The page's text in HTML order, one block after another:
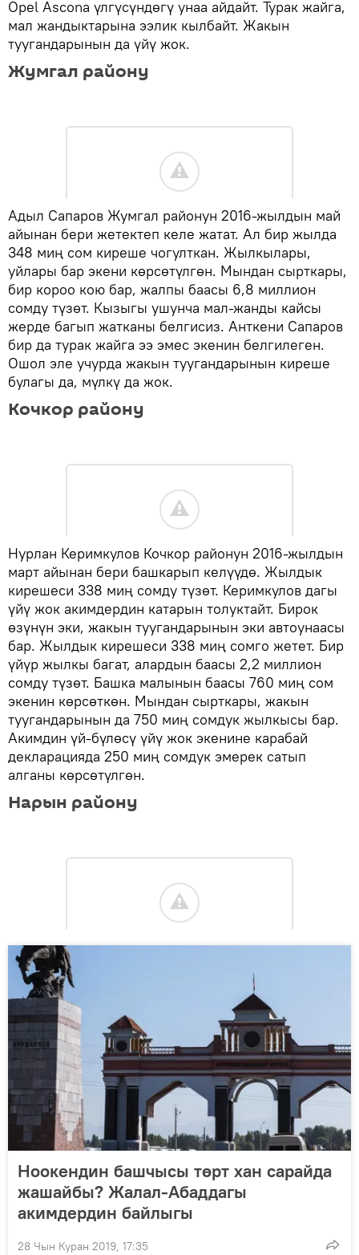
Opel Ascona үлгүсүндөгү унаа айдайт. Турак жайга,
мал жандыктарына ээлик кылбайт. Жакын
туугандарынын да үйү жок.
Жумгал району
Адыл Сапаров Жумгал районун 2016-жылдын май
айынан бери жетектеп келе жатат. Ал бир жылда
348 миң сом киреше чогулткан. Жылкылары,
уйлары бар экени көрсөтүлгөн. Мындан сырткары,
бир короо кою бар, жалпы баасы 6,8 миллион
сомду түзөт. Кызыгы ушунча мал-жанды кайсы
жерде багып жатканы белгисиз. Анткени Сапаров
бир да турак жайга ээ эмес экенин белгилеген.
Ошол эле учурда жакын туугандарынын киреше
булагы да, мүлкү да жок.
Кочкор району
Нурлан Керимкулов Кочкор районун 2016-жылдын
март айынан бери башкарып келүүдө. Жылдык
кирешеси 338 миң сомду түзөт. Керимкулов дагы
үйү жок акимдердин катарын толуктайт. Бирок
өзүнүн эки, жакын туугандарынын эки автоунаасы
бар. Жылдык кирешеси 338 миң сомго жетет. Бир
үйүр жылкы багат, алардын баасы 2,2 миллион
сомду түзөт. Башка малынын баасы 760 миң сом
экенин көрсөткөн. Мындан сырткары, жакын
туугандарынын да 750 миң сомдук жылкысы бар.
Акимдин үй-бүлөсү үйү жок экенине карабай
декларацияда 250 миң сомдук эмерек сатып
алганы көрсөтүлгөн.
Нарын району
Ноокендин башчысы төрт хан сарайда
жашайбы? Жалал-Абаддагы
акимдердин байлыгы
28 Чын Куран 2019, 17:35